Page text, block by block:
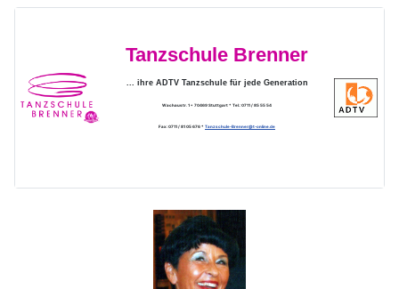
Tanzschule Brenner
... ihre ADTV Tanzschule für jede Generation
Wachaustr. 1 * 70469 Stuttgart * Tel.: 0711 / 85 55 54
Fax: 0711 / 81 05 676 * Tanzschule-Brenner@t-online.de